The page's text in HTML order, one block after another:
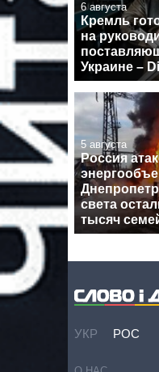
6 августа
Кремль
на
Украине –
5 августа
Россия
света
тысяч
УКР РОС